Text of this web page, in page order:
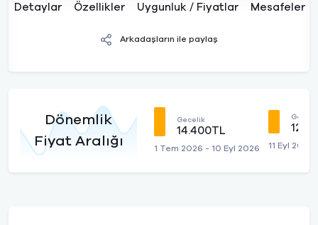
Detaylar Özellikler Uygunluk / Fiyatlar Mesafeler
Arkadaşların ile paylaş
Dönemlik
Fiyat Aralığı
Gecelik
14.400TL
1 Tem 2026 - 10 Eyl 2026 11 Eyl